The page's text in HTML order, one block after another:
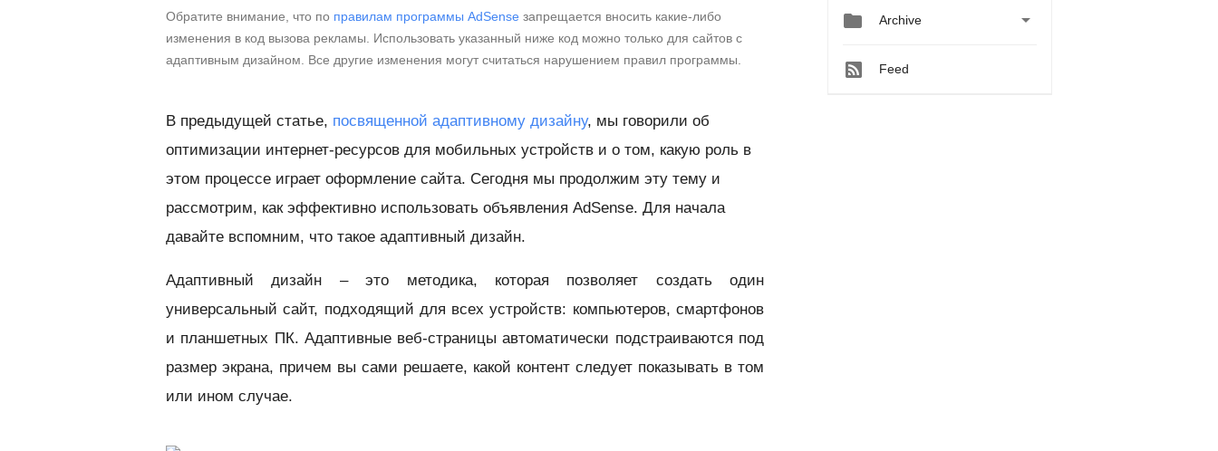
Обратите внимание, что по правилам программы AdSense запрещается вносить какие-либо
изменения в код вызова рекламы. Использовать указанный ниже код можно только для сайтов с
адаптивным дизайном. Все другие изменения могут считаться нарушением правил программы.
В предыдущей статье, посвященной адаптивному дизайну, мы говорили об
оптимизации интернет-ресурсов для мобильных устройств и о том, какую роль в
этом процессе играет оформление сайта. Сегодня мы продолжим эту тему и
рассмотрим, как эффективно использовать объявления AdSense. Для начала
давайте вспомним, что такое адаптивный дизайн.
Адаптивный дизайн – это методика, которая позволяет создать один
универсальный сайт, подходящий для всех устройств: компьютеров, смартфонов
и планшетных ПК. Адаптивные веб-страницы автоматически подстраиваются под
размер экрана, причем вы сами решаете, какой контент следует показывать в том
или ином случае.
 Archive 
Feed